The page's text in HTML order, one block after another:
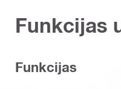
Funkcijas
Funkcijas